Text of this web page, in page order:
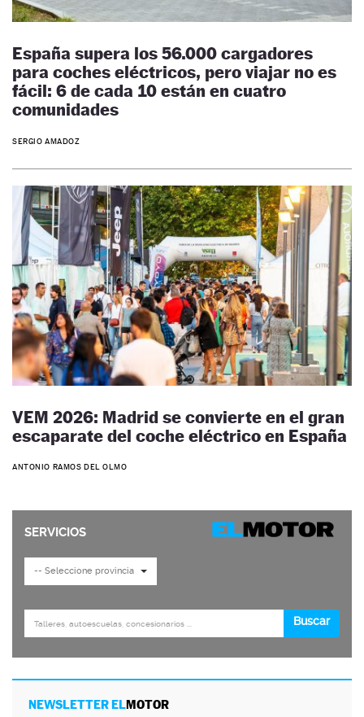
España supera los 56.000 cargadores
para coches eléctricos, pero viajar no es
fácil: 6 de cada 10 están en cuatro
comunidades
SERGIO AMADOZ
VEM 2026: Madrid se convierte en el gran
escaparate del coche eléctrico en España
ANTONIO RAMOS DEL OLMO
NEWSLETTER ELMOTOR